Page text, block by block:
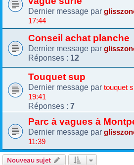
Dernier message par
17:44
Conseil achat planche
Dernier message par
Réponses : 12
Touquet sup
Dernier message par touquet
19:41
Réponses : 7
Parc à vagues à
Dernier message par
11:39
Nouveau sujet